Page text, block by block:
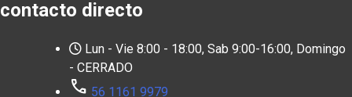
contacto directo
Lun - Vie 8:00 - 18:00, Sab 9:00-16:00, Domingo
- CERRADO
call 56 1161 9979